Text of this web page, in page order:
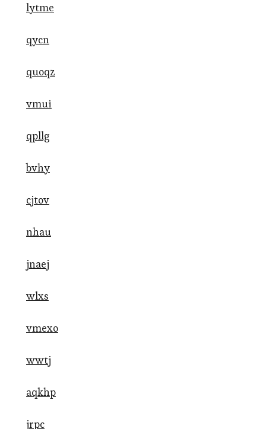
lytme
qycn
quoqz
vmui
qpllg
bvhy
cjtov
nhau
jnaej
wlxs
vmexo
wwtj
aqkhp
jrpc